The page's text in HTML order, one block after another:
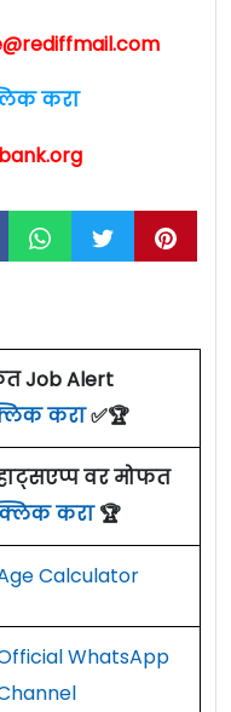
करा
Job Alert
करा✅🏆
वर मोफत
करा🏆
Calculator
WhatsApp